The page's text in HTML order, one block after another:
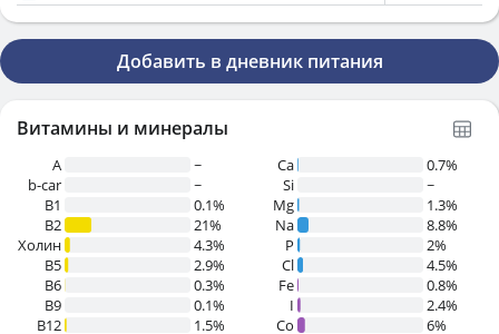
Добавить в дневник питания
Витамины и минералы
A
~
b-car
~
В1
0.1%
B2
21%
Холин
4.3%
B5
2.9%
B6
0.3%
B9
0.1%
B12
1.5%
Ca
0.7%
Si
~
Mg
1.3%
Na
8.8%
P
2%
Cl
4.5%
Fe
0.8%
I
2.4%
Co
6%